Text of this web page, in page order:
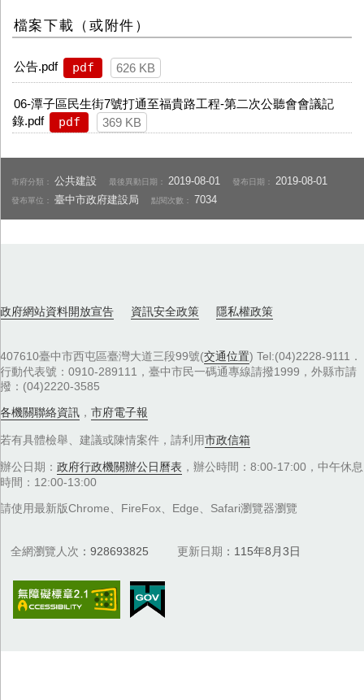
檔案下載（或附件）
公告.pdf pdf 626 KB
06-潭子區民生街7號打通至福貴路工程-第二次公聽會會議記
錄.pdf
pdf 369 KB
市府分類：公共建設 最後異動日期： 2019-08-01 發布日期： 2019-08-01
發布單位：臺中市政府建設局 點閱次數： 7034
政府網站資料開放宣告 資訊安全政策 隱私權政策
407610臺中市西屯區臺灣大道三段99號(交通位置) Tel:(04)2228-9111．
行動代表號：0910-289111，臺中市民一碼通專線請撥1999，外縣市請
撥：(04)2220-3585
各機關聯絡資訊 ， 市府電子報
若有具體檢舉、建議或陳情案件，請利用市政信箱
辦公日期： 政府行政機關辦公日曆表 ，辦公時間：8:00-17:00，中午休息
時間：12:00-13:00
請使用最新版Chrome、FireFox、Edge、Safari瀏覽器瀏覽
全網瀏覽人次 928693825 更新日期 115年8月3日